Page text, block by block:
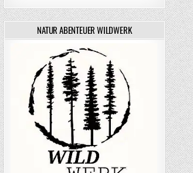
NATUR ABENTEUER WILDWERK